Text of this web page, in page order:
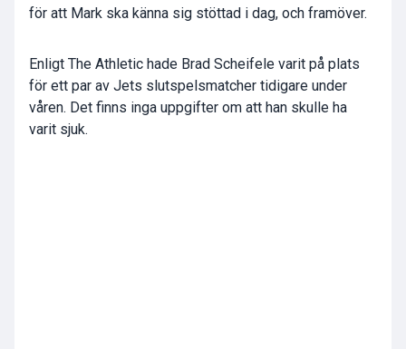
för att Mark ska känna sig stöttad i dag, och framöver.
Enligt The Athletic hade Brad Scheifele varit på plats
för ett par av Jets slutspelsmatcher tidigare under
våren. Det finns inga uppgifter om att han skulle ha
varit sjuk.